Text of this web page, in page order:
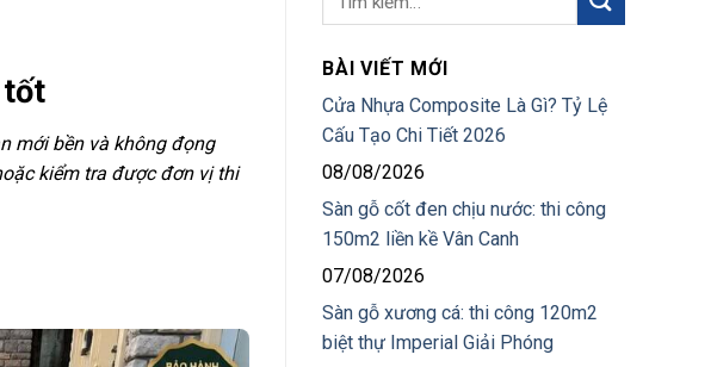
tốt
mới bền và không đọng
kiểm tra được đơn vị thi
BÀI VIẾT MỚI
Cửa Nhựa Composite Là Gì? Tỷ Lệ
Cấu Tạo Chi Tiết 2026
08/08/2026
Sàn gỗ cốt đen chịu nước: thi công
150m2 liền kề Vân Canh
07/08/2026
Sàn gỗ xương cá: thi công 120m2
biệt thự Imperial Giải Phóng